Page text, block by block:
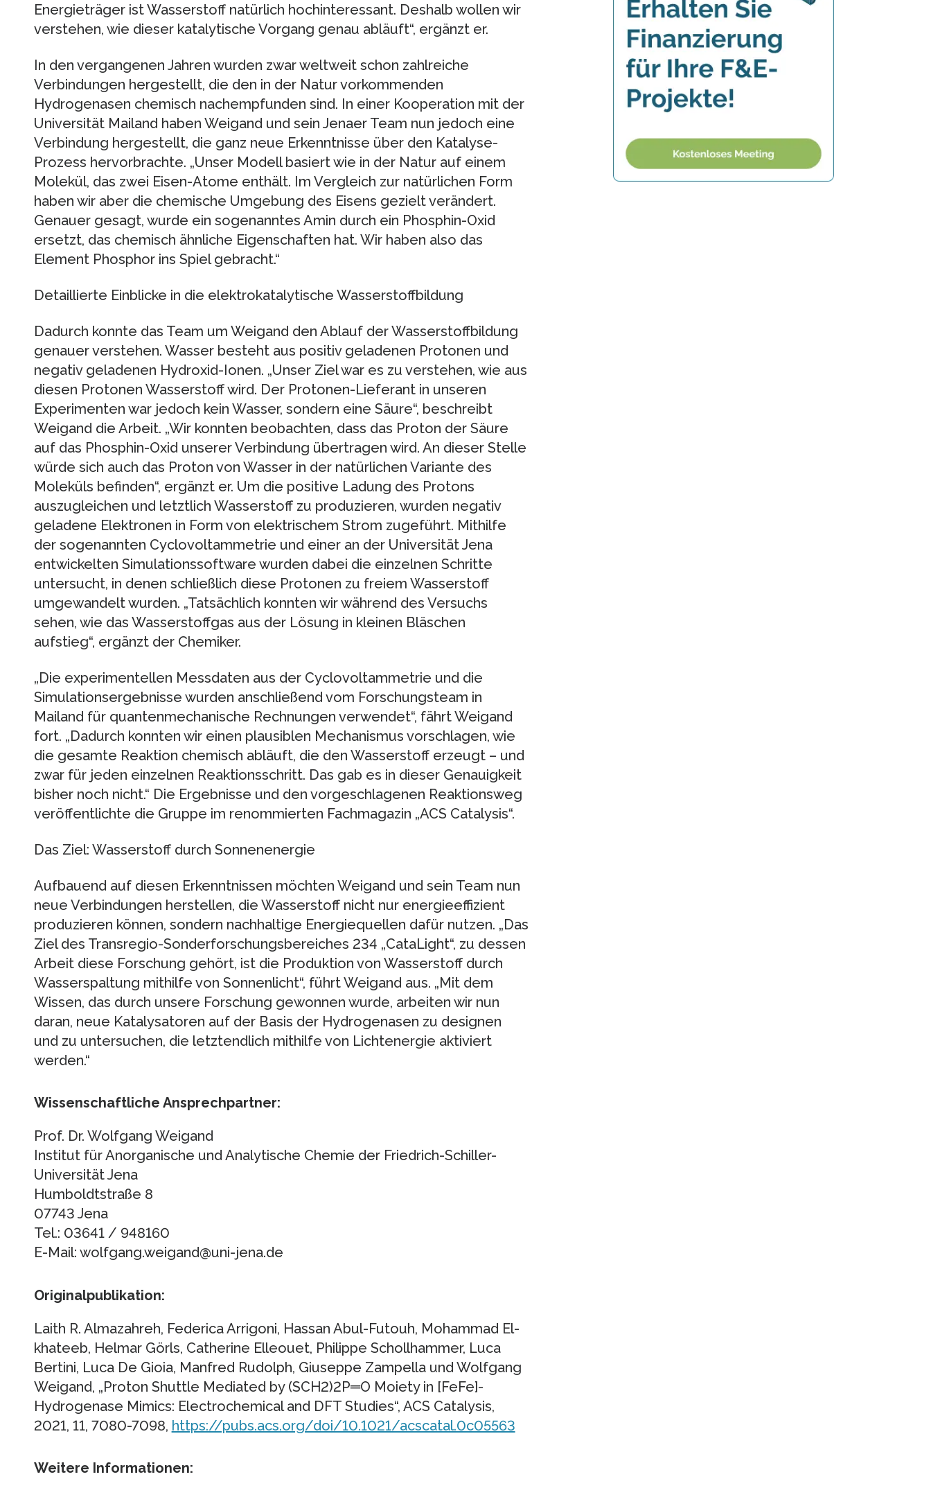
Energieträger ist Wasserstoff natürlich hochinteressant. Deshalb wollen wir
verstehen, wie dieser katalytische Vorgang genau abläuft“, ergänzt er.
In den vergangenen Jahren wurden zwar weltweit schon zahlreiche
Verbindungen hergestellt, die den in der Natur vorkommenden
Hydrogenasen chemisch nachempfunden sind. In einer Kooperation mit der
Universität Mailand haben Weigand und sein Jenaer Team nun jedoch eine
Verbindung hergestellt, die ganz neue Erkenntnisse über den Katalyse-
Prozess hervorbrachte. „Unser Modell basiert wie in der Natur auf einem
Molekül, das zwei Eisen-Atome enthält. Im Vergleich zur natürlichen Form
haben wir aber die chemische Umgebung des Eisens gezielt verändert.
Genauer gesagt, wurde ein sogenanntes Amin durch ein Phosphin-Oxid
ersetzt, das chemisch ähnliche Eigenschaften hat. Wir haben also das
Element Phosphor ins Spiel gebracht.“
Detaillierte Einblicke in die elektrokatalytische Wasserstoffbildung
Dadurch konnte das Team um Weigand den Ablauf der Wasserstoffbildung
genauer verstehen. Wasser besteht aus positiv geladenen Protonen und
negativ geladenen Hydroxid-Ionen. „Unser Ziel war es zu verstehen, wie aus
diesen Protonen Wasserstoff wird. Der Protonen-Lieferant in unseren
Experimenten war jedoch kein Wasser, sondern eine Säure“, beschreibt
Weigand die Arbeit. „Wir konnten beobachten, dass das Proton der Säure
auf das Phosphin-Oxid unserer Verbindung übertragen wird. An dieser Stelle
würde sich auch das Proton von Wasser in der natürlichen Variante des
Moleküls befinden“, ergänzt er. Um die positive Ladung des Protons
auszugleichen und letztlich Wasserstoff zu produzieren, wurden negativ
geladene Elektronen in Form von elektrischem Strom zugeführt. Mithilfe
der sogenannten Cyclovoltammetrie und einer an der Universität Jena
entwickelten Simulationssoftware wurden dabei die einzelnen Schritte
untersucht, in denen schließlich diese Protonen zu freiem Wasserstoff
umgewandelt wurden. „Tatsächlich konnten wir während des Versuchs
sehen, wie das Wasserstoffgas aus der Lösung in kleinen Bläschen
aufstieg“, ergänzt der Chemiker.
„Die experimentellen Messdaten aus der Cyclovoltammetrie und die
Simulationsergebnisse wurden anschließend vom Forschungsteam in
Mailand für quantenmechanische Rechnungen verwendet“, fährt Weigand
fort. „Dadurch konnten wir einen plausiblen Mechanismus vorschlagen, wie
die gesamte Reaktion chemisch abläuft, die den Wasserstoff erzeugt – und
zwar für jeden einzelnen Reaktionsschritt. Das gab es in dieser Genauigkeit
bisher noch nicht.“ Die Ergebnisse und den vorgeschlagenen Reaktionsweg
veröffentlichte die Gruppe im renommierten Fachmagazin „ACS Catalysis“.
Das Ziel: Wasserstoff durch Sonnenenergie
Aufbauend auf diesen Erkenntnissen möchten Weigand und sein Team nun
neue Verbindungen herstellen, die Wasserstoff nicht nur energieeffizient
produzieren können, sondern nachhaltige Energiequellen dafür nutzen. „Das
Ziel des Transregio-Sonderforschungsbereiches 234 „CataLight“, zu dessen
Arbeit diese Forschung gehört, ist die Produktion von Wasserstoff durch
Wasserspaltung mithilfe von Sonnenlicht“, führt Weigand aus. „Mit dem
Wissen, das durch unsere Forschung gewonnen wurde, arbeiten wir nun
daran, neue Katalysatoren auf der Basis der Hydrogenasen zu designen
und zu untersuchen, die letztendlich mithilfe von Lichtenergie aktiviert
werden.“
Wissenschaftliche Ansprechpartner:
Prof. Dr. Wolfgang Weigand
Institut für Anorganische und Analytische Chemie der Friedrich-Schiller-
Universität Jena
Humboldtstraße 8
07743 Jena
Tel.: 03641 / 948160
E-Mail: wolfgang.weigand@uni-jena.de
Originalpublikation:
Laith R. Almazahreh, Federica Arrigoni, Hassan Abul-Futouh, Mohammad El-
khateeb, Helmar Görls, Catherine Elleouet, Philippe Schollhammer, Luca
Bertini, Luca De Gioia, Manfred Rudolph, Giuseppe Zampella und Wolfgang
Weigand, „Proton Shuttle Mediated by (SCH2)2P═O Moiety in [FeFe]-
Hydrogenase Mimics: Electrochemical and DFT Studies“, ACS Catalysis,
2021, 11, 7080-7098, https://pubs.acs.org/doi/10.1021/acscatal.0c05563
Weitere Informationen: